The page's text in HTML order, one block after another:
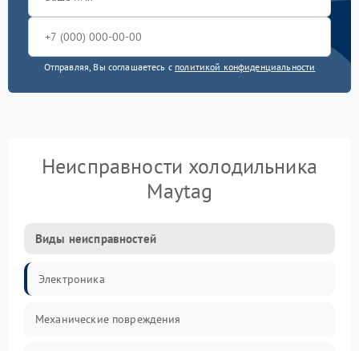
Отправляя, Вы соглашаетесь с политикой конфиденциальности
Неисправности холодильника
Maytag
Виды неисправностей
Электроника
Механические повреждения